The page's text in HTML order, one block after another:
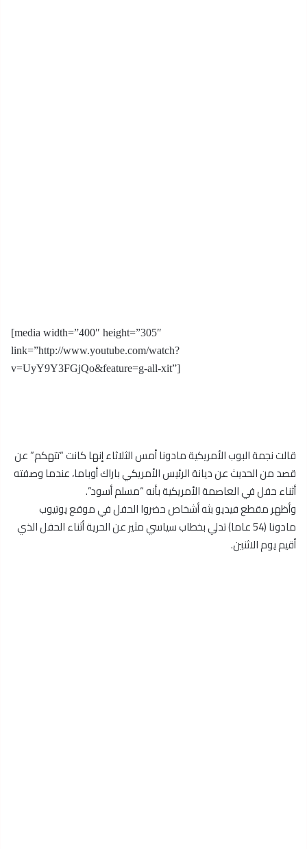
[media width=”400″ height=”305″
link=”http://www.youtube.com/watch?
v=UyY9Y3FGjQo&feature=g-all-xit”]
قالت نجمة البوب الأمريكية مادونا أمس الثلاثاء إنها كانت “تتهكم” عن
قصد من الحديث عن ديانة الرئيس الأمريكي باراك أوباما، عندما وصفته
أثناء حفل في العاصمة الأمريكية بأنه “مسلم أسود”.
وأظهر مقطع فيديو بثه أشخاص حضروا الحفل في موقع يوتيوب
مادونا (54 عاما) تدلي بخطاب سياسي مثير عن الحرية أثناء الحفل الذي
أقيم يوم الاثنين.